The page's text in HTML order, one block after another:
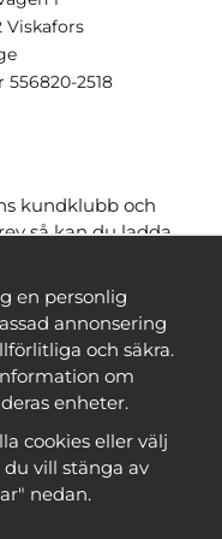
Viskafors
556820-2518
kundklubb och
så kan du ladda
många
Du ser vilka som
.
en personlig
annonsering
och säkra.
om
enheter.
cookies eller välj
vill stänga av
nedan.